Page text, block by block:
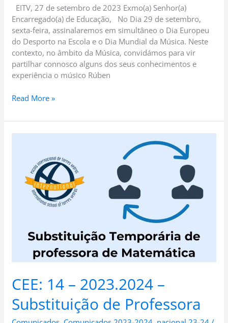
EITV, 27 de setembro de 2023 Exmo(a) Senhor(a)
Encarregado(a) de Educação, No Dia 29 de setembro,
sexta-feira, assinalaremos em simultâneo o Dia Europeu
do Desporto na Escola e o Dia Mundial da Música. Neste
contexto, no âmbito da Música, convidámos para vir
partilhar connosco alguns dos seus conhecimentos e
experiência o músico Rúben
Read More »
CEE: 14 – 2023.2024 –
Substituição de Professora
2023.2024
Substituição